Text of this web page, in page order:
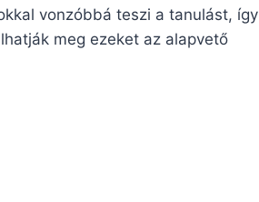
vonzóbbá teszi a tanulást,
meg ezeket az alapvető